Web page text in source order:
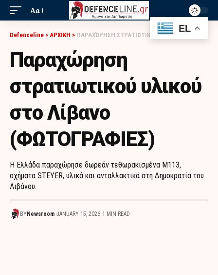
Aa
Defenceline > ΑΡΧΙΚΗ > ΠΑΡΑΧΏΡΗΣΗ ΣΤΡΑΤΙΩΤΙΚΟΎ ΥΛΙΚΟΎ ΣΤΟ ΛΊΒΑΝΟ (ΦΩΤΟΓΡΑΦΙΕΣ)
Παραχώρηση
στρατιωτικού υλικού
στο Λίβανο
(ΦΩΤΟΓΡΑΦΙΕΣ)
Η Ελλάδα παραχώρησε δωρεάν τεθωρακισμένα Μ113,
οχήματα STEYER, υλικά και ανταλλακτικά στη Δημοκρατία του
Λιβάνου.
BY Newsroom JANUARY 15, 2026 1 MIN READ
EL